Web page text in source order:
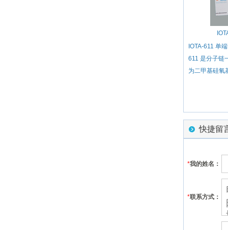
IOTA-611 单
611 是分子链
为二甲基硅氧
快捷留
*我的姓名：
*联系方式：